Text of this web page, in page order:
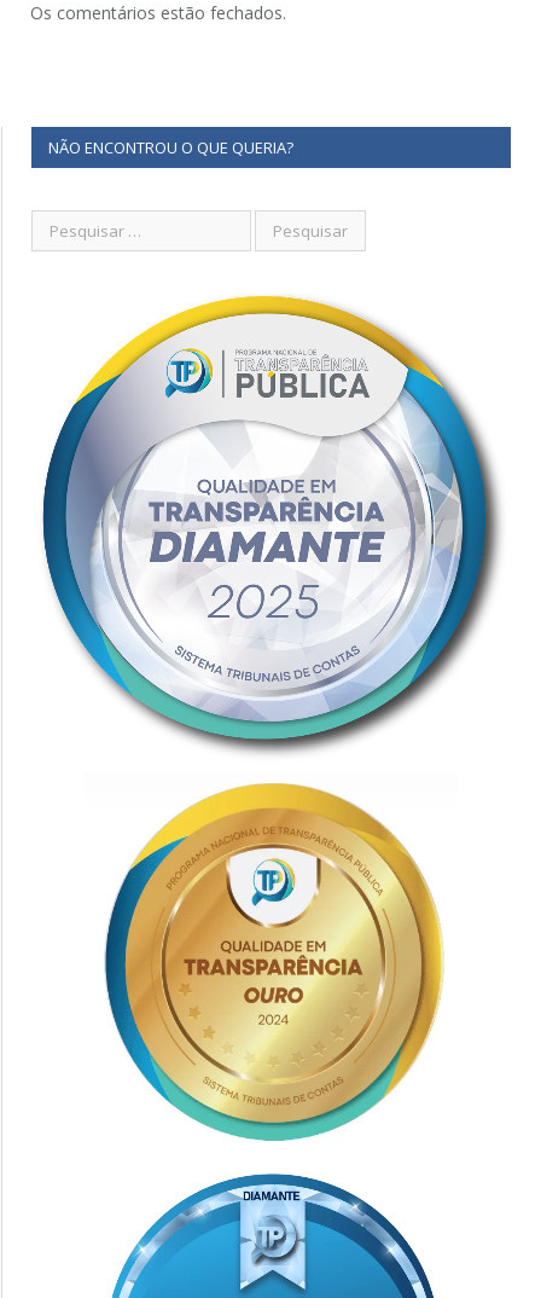
Os comentários estão fechados.
NÃO ENCONTROU O QUE QUERIA?